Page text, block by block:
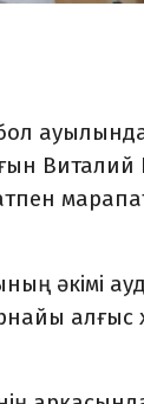
Виталий
әкімі